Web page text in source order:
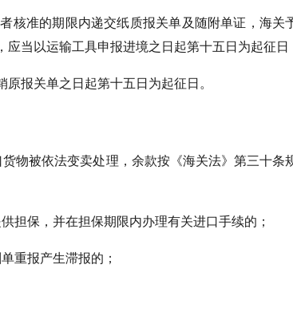
核准的期限内递交纸质报关单及随附单证，海关
当以运输工具申报进境之日起第十五日为起征日
报关单之日起第十五日为起征日。
物被依法变卖处理，余款按《海关法》第三十条
担保，并在担保期限内办理有关进口手续的；
重报产生滞报的；